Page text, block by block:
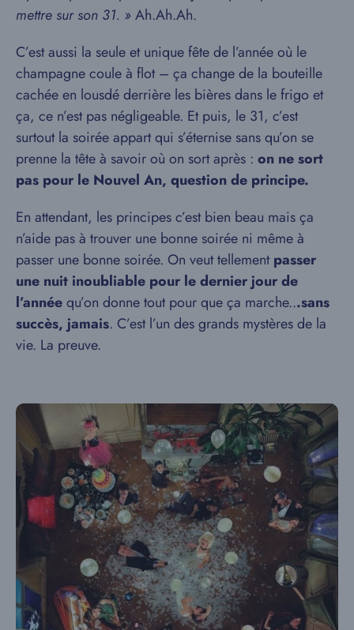
mettre sur son 31. »Ah.Ah.Ah.
C’est aussi la seule et unique fête de l’année où le
champagne coule à flot – ça change de la bouteille
cachée en lousdé derrière les bières dans le frigo et
ça, ce n’est pas négligeable. Et puis, le 31, c’est
surtout la soirée appart qui s’éternise sans qu’on se
prenne la tête à savoir où on sort après : on ne sort
pas pour le Nouvel An, question de principe.
En attendant, les principes c’est bien beau mais ça
n’aide pas à trouver une bonne soirée ni même à
passer une bonne soirée. On veut tellementpasser
une nuit inoubliable pour le dernier jour de
l’annéequ’on donne tout pour que ça marche...sans
succès, jamais. C’est l’un des grands mystères de la
vie. La preuve.